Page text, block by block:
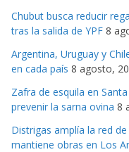
o
r
i
a
s
Chubut busca reducir
tras la salida de YPF 8
Argentina, Uruguay y
en cada país 8 agosto,
Zafra de esquila en
prevenir la sarna ovina 8
Distrigas amplía la red
mantiene obras en Los